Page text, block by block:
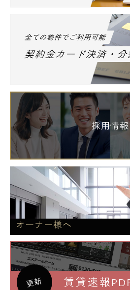
全ての物件でご利用可能
契約金カード決済・
採用情報
オーナー様へ
更新 賃貸速報